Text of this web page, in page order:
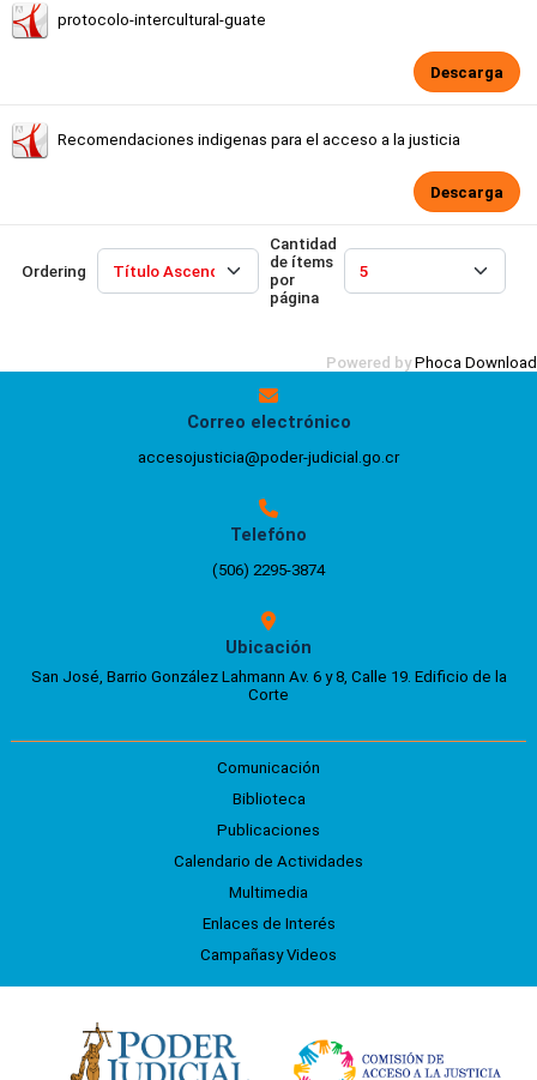
protocolo-intercultural-guate
Descarga
Recomendaciones indigenas para el acceso a la justicia
Descarga
Ordering
Cantidad
de ítems
por
página
Powered byPhoca Download
Correo electrónico
accesojusticia@poder-judicial.go.cr
Telefóno
(506) 2295-3874
Ubicación
San José, Barrio González Lahmann Av. 6 y 8, Calle 19. Edificio de la
Corte
Comunicación
Biblioteca
Publicaciones
Calendario de Actividades
Multimedia
Enlaces de Interés
Campañasy Videos